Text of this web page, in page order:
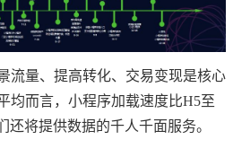
流量、提高转化、交易变现是核心
均而言，小程序加载速度比H5至
还将提供数据的千人千面服务。